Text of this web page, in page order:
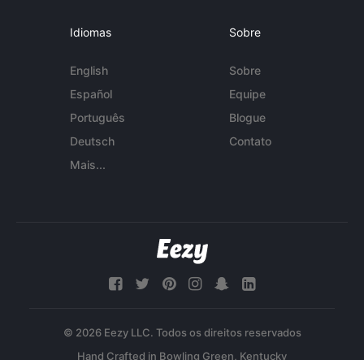
Idiomas
English
Español
Português
Deutsch
Mais...
Sobre
Sobre
Equipe
Blogue
Contato
© 2026 Eezy LLC. Todos os direitos reservados